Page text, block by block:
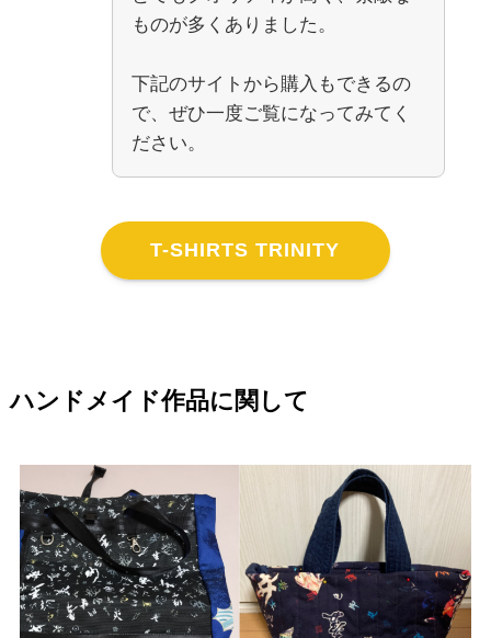
ものが多くありました。
下記のサイトから購入もできるの
で、ぜひ一度ご覧になってみてく
ださい。
T-SHIRTS TRINITY
ハンドメイド作品に関して